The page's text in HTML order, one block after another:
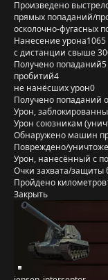
Произведено
прямых попаданий/
осколочно-фугасных
Нанесение урона1065
с дистанции свыше
Получено попаданий5
пробитий4
не нанёсших урон0
Получено попаданий
Урон,
Урон союзникам
Обнаружено машин
Повреждено/
Урон, нанесённый с
Очки захвата/защиты
Пройдено километров
Закрыть